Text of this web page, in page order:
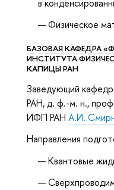
в
Физическое
БАЗОВАЯ КАФЕДРА
ИНСТИТУТА
КАПИЦЫ РАН
Заведующий
РАН, д. ф.-м. н.,
ИФП РАН А.И.
Направления
Квантовые